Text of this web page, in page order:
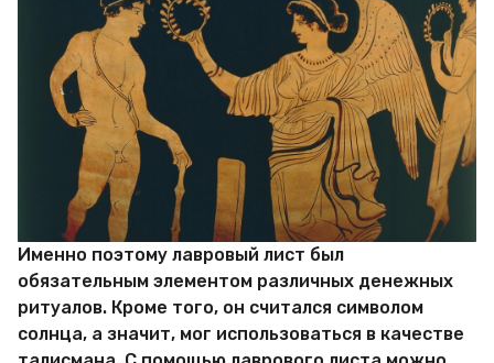
Именно поэтому лавровый лист был
обязательным элементом различных денежных
ритуалов. Кроме того, он считался символом
солнца, а значит, мог использоваться в качестве